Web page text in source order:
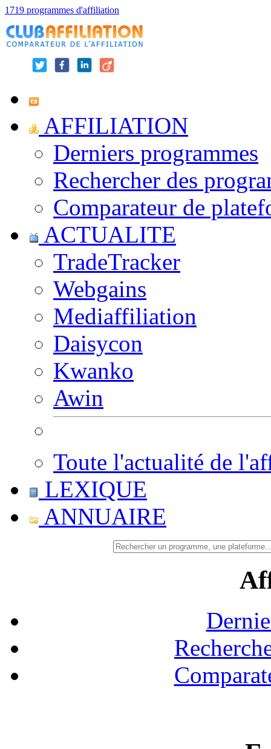
1719 programmes d'affiliation
AFFILIATION
Derniers programmes
Rechercher des
Comparateur de
ACTUALITE
TradeTracker
Webgains
Mediaffiliation
Daisycon
Kwanko
Awin
Toute l'actualité de
LEXIQUE
ANNUAIRE